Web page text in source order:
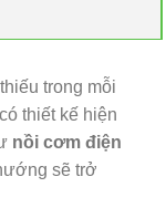
trong mỗi
thiết kế hiện
nồi cơm điện
sẽ trở